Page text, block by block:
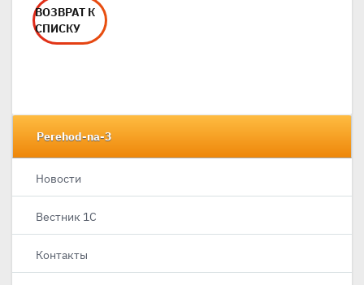
ВОЗВРАТ К
СПИСКУ
Perehod-na-3
Новости
Вестник 1С
Контакты